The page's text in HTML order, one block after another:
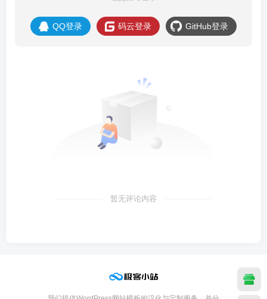
QQ登录 码云登录 GitHub登录
暂无评论内容